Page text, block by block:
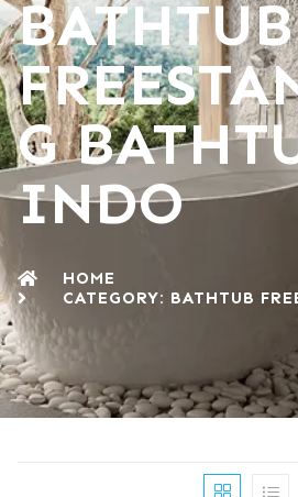
BATHTUB
G
INDO
HOME
CATEGORY: BATHTUB